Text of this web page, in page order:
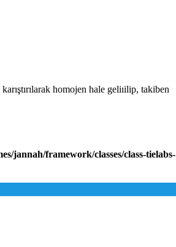
homojen hale geliıilip, takiben
jannah/framework/classes/class-tielabs-